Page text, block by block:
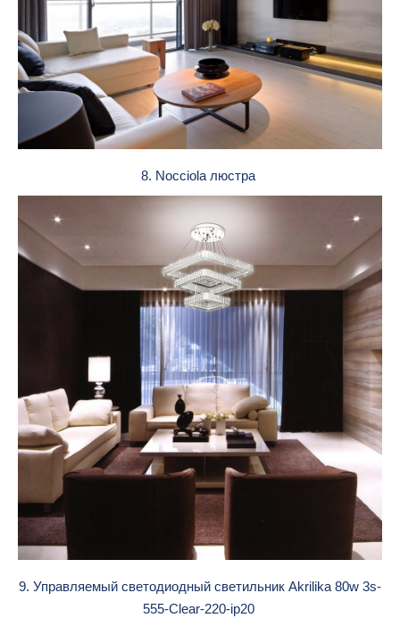
8. Nocciola люстра
9. Управляемый светодиодный светильник Akrilika 80w 3s-
555-Clear-220-ip20